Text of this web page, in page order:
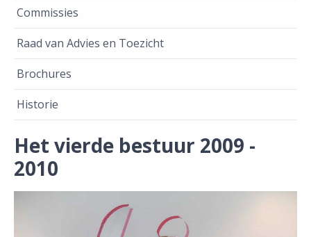
Commissies
Raad van Advies en Toezicht
Brochures
Historie
Het vierde bestuur 2009 -
2010